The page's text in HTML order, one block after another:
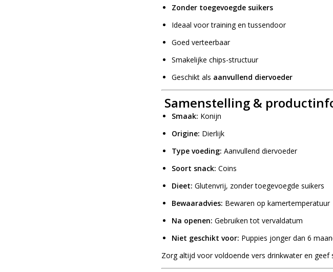
Zonder toegevoegde suikers
Ideaal voor training en tussendoor
Goed verteerbaar
Smakelijke chips-structuur
Geschikt als aanvullend diervoeder
Samenstelling &
Smaak: Konijn
Origine: Dierlijk
Type voeding: Aanvullend diervoeder
Soort snack: Coins
Dieet: Glutenvrij, zonder toegevoegde suikers
Bewaaradvies: Bewaren op kamertemperatuur
Na openen: Gebruiken tot vervaldatum
Niet geschikt voor: Puppies jonger dan 6
Zorg altijd voor voldoende vers drinkwater en